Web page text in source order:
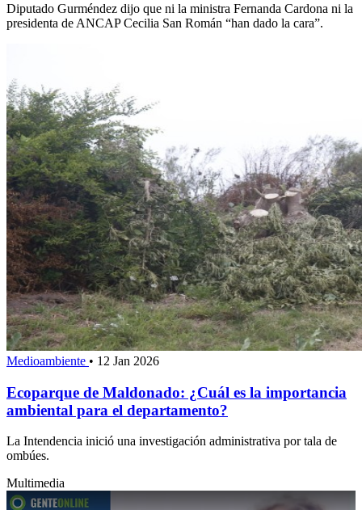
Diputado Gurméndez dijo que ni la ministra Fernanda Cardona ni la
presidenta de ANCAP Cecilia San Román “han dado la cara”.
Medioambiente • 12 Jan 2026
Ecoparque de Maldonado: ¿Cuál es la importancia
ambiental para el departamento?
La Intendencia inició una investigación administrativa por tala de
ombúes.
Multimedia